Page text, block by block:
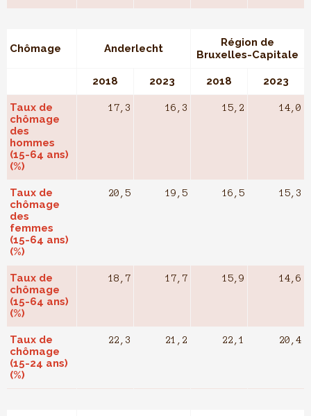
Chômage Anderlecht
Région de
Bruxelles-Capitale
2018 2023 2018 2023
Taux de
chômage
des
hommes
(15-64 ans)
(%)
17,3 16,3 15,2 14,0
Taux de
chômage
des
femmes
(15-64 ans)
(%)
20,5 19,5 16,5 15,3
Taux de
chômage
(15-64 ans)
(%)
18,7 17,7 15,9 14,6
Taux de
chômage
(15-24 ans)
(%)
22,3 21,2 22,1 20,4